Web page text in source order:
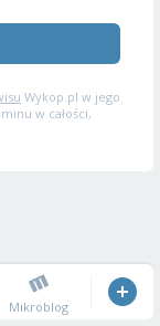
Wykop.pl w jego
w całości,
Mikroblog